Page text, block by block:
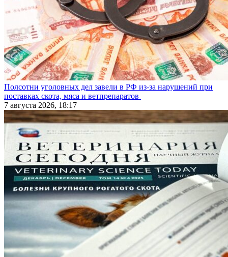
Полсотни уголовных дел завели в РФ из-за нарушений при
поставках скота, мяса и ветпрепаратов
7 августа 2026, 18:17